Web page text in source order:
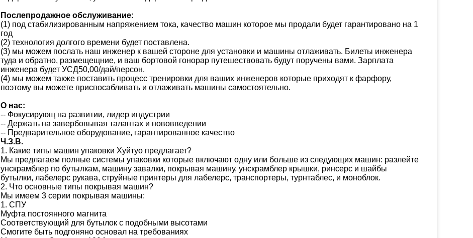
Послепродажное обслуживание:
(1) под стабилизированным напряжением тока, качество машин которое мы продали будет гарантировано на 1
год
(2) технология долгого времени будет поставлена.
(3) мы можем послать наш инженер к вашей стороне для установки и машины отлаживать. Билеты инженера
туда и обратно, размещещние, и ваш бортовой гонорар путешествовать будут поручены вами. Зарплата
инженера будет УСД50,00/дай/персон.
(4) мы можем также поставить процесс тренировки для ваших инженеров которые приходят к фарфору,
поэтому вы можете приспосабливать и отлаживать машины самостоятельно.
О нас:
-- Фокусирующ на развитии, лидер индустрии
-- Держать на завербовывая талантах и нововведении
-- Предварительное оборудование, гарантированное качество
Ч.З.В.
1. Какие типы машин упаковки Хуйтуо предлагает?
Мы предлагаем полные системы упаковки которые включают одну или больше из следующих машин: разлейте
унскрамблер по бутылкам, машину завалки, покрывая машину, унскрамблер крышки, ринсерс и шайбы
бутылки, лабелерс рукава, струйные принтеры для лабелерс, транспортеры, турнтаблес, и моноблок.
2. Что основные типы покрывая машин?
Мы имеем 3 серии покрывая машины:
1. СПУ
Муфта постоянного магнита
Соответствующий для бутылок с подобными высотами
Смогите быть подгоняно основал на требованиях